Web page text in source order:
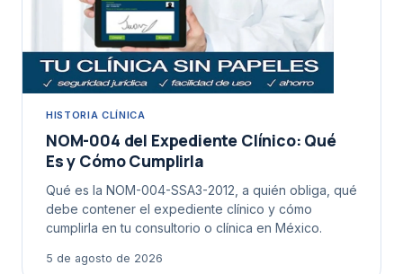
HISTORIA CLÍNICA
NOM-004 del Expediente Clínico: Qué
Es y Cómo Cumplirla
Qué es la NOM-004-SSA3-2012, a quién obliga, qué
debe contener el expediente clínico y cómo
cumplirla en tu consultorio o clínica en México.
5 de agosto de 2026